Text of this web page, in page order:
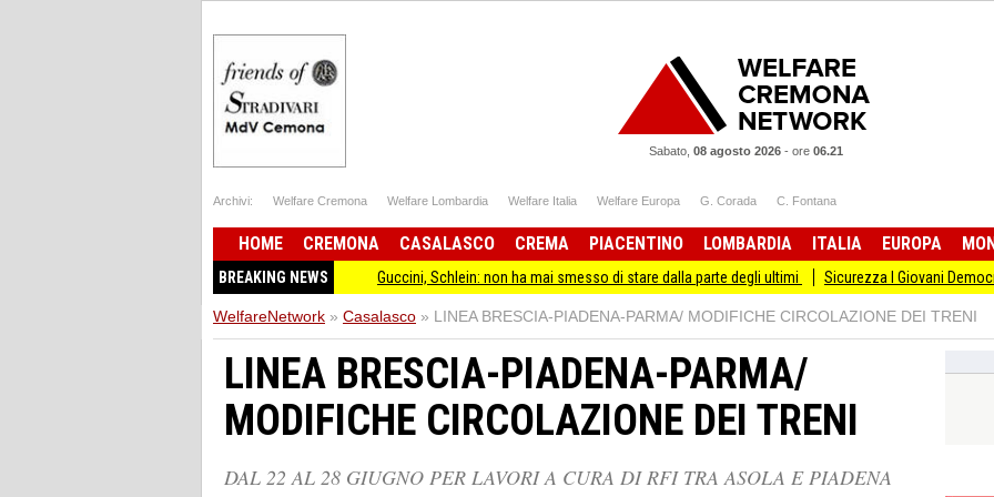
Sabato, 08 agosto 2026- ore 06.21
Archivi: Welfare Cremona Welfare Lombardia Welfare Italia Welfare Europa G. Corada C. Fontana
HOME CREMONA CASALASCO CREMA PIACENTINO LOMBARDIA ITALIA EUROPA
BREAKING NEWSGuccini, Schlein: non ha mai smesso di stare dalla parte degli ultimi Sicurezza I Giovani Democratici
WelfareNetwork » Casalasco » LINEA BRESCIA-PIADENA-PARMA/ MODIFICHE CIRCOLAZIONE DEI TRENI
LINEA BRESCIA-PIADENA-PARMA/
MODIFICHE CIRCOLAZIONE DEI TRENI
DAL 22 AL 28 GIUGNO PER LAVORI A CURA DI RFI TRA ASOLA E PIADENA